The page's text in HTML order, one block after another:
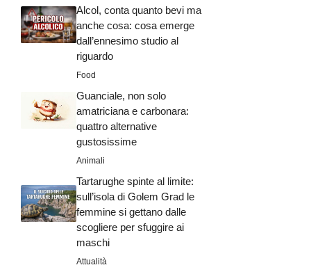
Alcol, conta quanto bevi ma
anche cosa: cosa emerge
dall’ennesimo studio al
riguardo
Food
Guanciale, non solo
amatriciana e carbonara:
quattro alternative
gustosissime
Animali
Tartarughe spinte al limite:
sull’isola di Golem Grad le
femmine si gettano dalle
scogliere per sfuggire ai
maschi
Attualità